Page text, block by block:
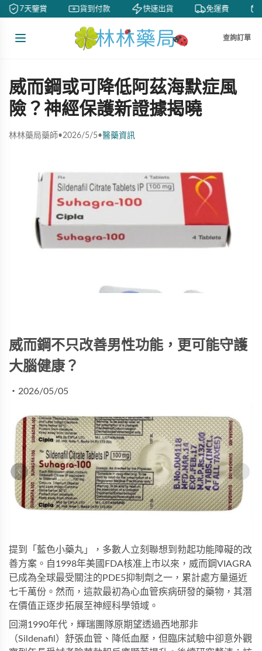
7天鑒賞 貨到付款 快速出貨 免運費
查詢訂單
威而鋼或可降低阿茲海默症風
險？神經保護新證據揭曉
林林藥局藥師•2026/5/5•醫藥資訊
威而鋼不只改善男性功能，更可能守護
大腦健康？
・2026/05/05
提到「藍色小藥丸」，多數人立刻聯想到勃起功能障礙的改
善方案。自1998年美國FDA核准上市以來， 威而鋼VIAGRA
已成為全球最受關注的PDE5抑制劑之一，累計處方量逼近
七千萬份。然而，這款最初為心血管疾病研發的藥物，其潛
在價值正逐步拓展至神經科學領域。
回溯1990年代，輝瑞團隊原期望透過西地那非
（Sildenafil）舒張血管、降低血壓，但臨床試驗中卻意外觀